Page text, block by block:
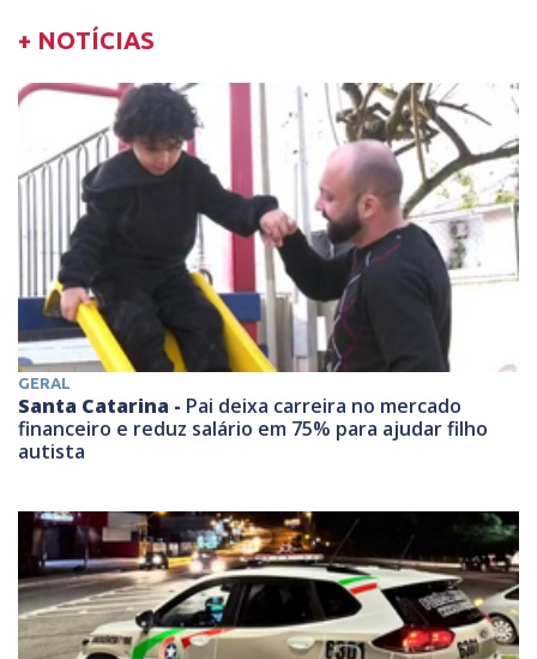
+ NOTÍCIAS
GERAL
Santa Catarina - Pai deixa carreira no mercado
financeiro e reduz salário em 75% para ajudar filho
autista